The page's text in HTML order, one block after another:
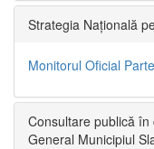
Strategia Națională
Monitorul Oficial
Consultare publică în
General Municipiul